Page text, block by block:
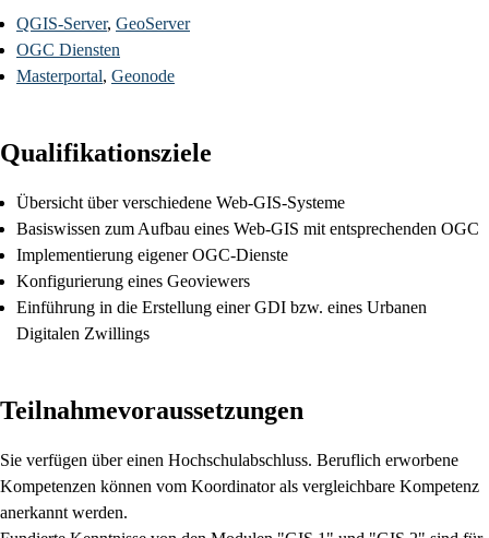
QGIS-Server, GeoServer
OGC Diensten
Masterportal, Geonode
Qualifikationsziele
Übersicht über verschiedene Web-GIS-Systeme
Basiswissen zum Aufbau eines Web-GIS mit entsprechenden OGC
Implementierung eigener OGC-Dienste
Konfigurierung eines Geoviewers
Einführung in die Erstellung einer GDI bzw. eines Urbanen
Digitalen Zwillings
Teilnahmevoraussetzungen
Sie verfügen über einen Hochschulabschluss. Beruflich erworbene
Kompetenzen können vom Koordinator als vergleichbare Kompetenz
anerkannt werden.